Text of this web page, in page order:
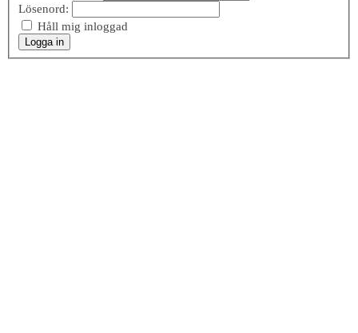
Lösenord:
Håll mig inloggad
Logga in